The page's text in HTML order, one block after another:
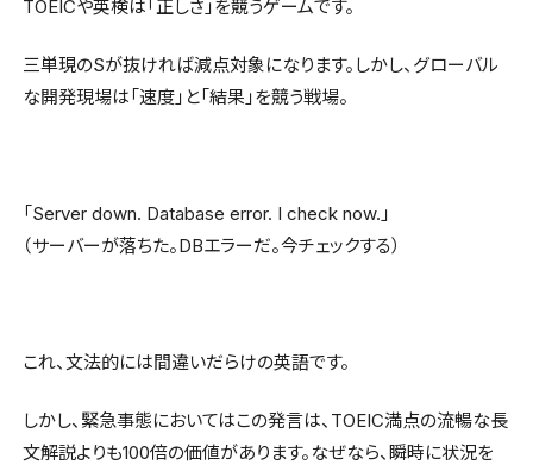
TOEICや英検は「正しさ」を競うゲームです。
三単現のSが抜ければ減点対象になります。しかし、グローバル
な開発現場は「速度」と「結果」を競う戦場。
「Server down. Database error. I check now.」
（サーバーが落ちた。DBエラーだ。今チェックする）
これ、文法的には間違いだらけの英語です。
しかし、緊急事態においてはこの発言は、TOEIC満点の流暢な長
文解説よりも100倍の価値があります。なぜなら、瞬時に状況を